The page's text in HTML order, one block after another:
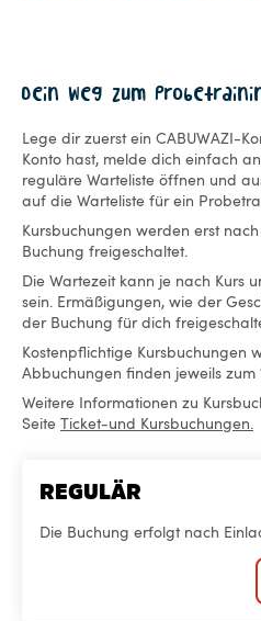
Dein Weg zum
Lege dir zuerst ein CABUWAZI-
Konto hast, melde dich einfach
reguläre Warteliste öffnen und
auf die Warteliste für ein
Kursbuchungen werden erst
Buchung freigeschaltet.
Die Wartezeit kann je nach Kurs
sein. Ermäßigungen, wie der
der Buchung für dich
Kostenpflichtige Kursbuchungen
Abbuchungen finden jeweils zum
Weitere Informationen zu
Seite Ticket-und Kursbuchungen.
REGULÄR
Die Buchung erfolgt nach